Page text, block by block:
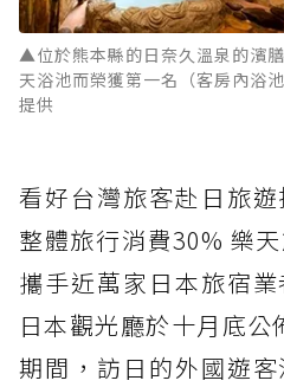
▲位於熊本縣的日奈久溫泉的濱
天浴池而榮獲第一名（客房內浴
提供
看好台灣旅客赴日旅
整體旅行消費30% 樂
攜手近萬家日本旅宿
日本觀光廳於十月底
期間，訪日的外國遊客